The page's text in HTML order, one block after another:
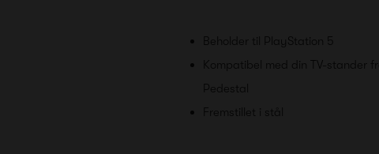
Beholder til PlayStation 5
Kompatibel med din TV-stander fra
Pedestal
Fremstillet i stål